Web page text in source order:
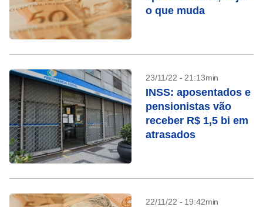
o que muda
23/11/22 - 21:13min
INSS: aposentados e
pensionistas vão
receber R$ 1,5 bi em
atrasados
22/11/22 - 19:42min